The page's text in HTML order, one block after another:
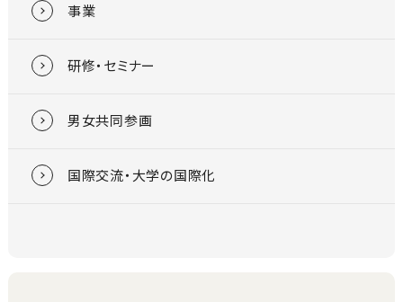
事業
研修・セミナー
男女共同参画
国際交流・大学の国際化